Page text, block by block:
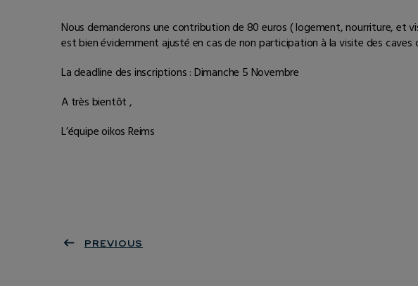
Nous demanderons une contribution de 80 euros ( logement, nourriture, et
est bien évidemment ajusté en cas de non participation à la visite des
La deadline des inscriptions : Dimanche 5 Novembre
A très bientôt ,
L’équipe oikos Reims
PREVIOUS